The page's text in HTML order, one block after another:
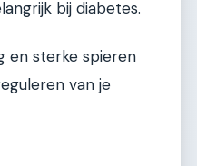
bij diabetes.
en sterke spieren
van je